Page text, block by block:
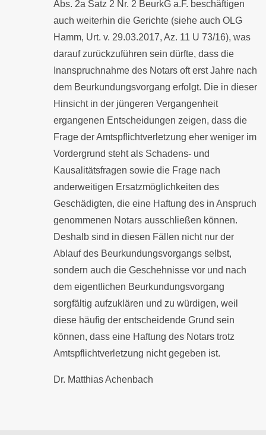
Abs. 2a Satz 2 Nr. 2 BeurkG a.F. beschäftigen
auch weiterhin die Gerichte (siehe auch OLG
Hamm, Urt. v. 29.03.2017, Az. 11 U 73/16), was
darauf zurückzuführen sein dürfte, dass die
Inanspruchnahme des Notars oft erst Jahre nach
dem Beurkundungsvorgang erfolgt. Die in dieser
Hinsicht in der jüngeren Vergangenheit
ergangenen Entscheidungen zeigen, dass die
Frage der Amtspflichtverletzung eher weniger im
Vordergrund steht als Schadens- und
Kausalitätsfragen sowie die Frage nach
anderweitigen Ersatzmöglichkeiten des
Geschädigten, die eine Haftung des in Anspruch
genommenen Notars ausschließen können.
Deshalb sind in diesen Fällen nicht nur der
Ablauf des Beurkundungsvorgangs selbst,
sondern auch die Geschehnisse vor und nach
dem eigentlichen Beurkundungsvorgang
sorgfältig aufzuklären und zu würdigen, weil
diese häufig der entscheidende Grund sein
können, dass eine Haftung des Notars trotz
Amtspflichtverletzung nicht gegeben ist.
Dr. Matthias Achenbach